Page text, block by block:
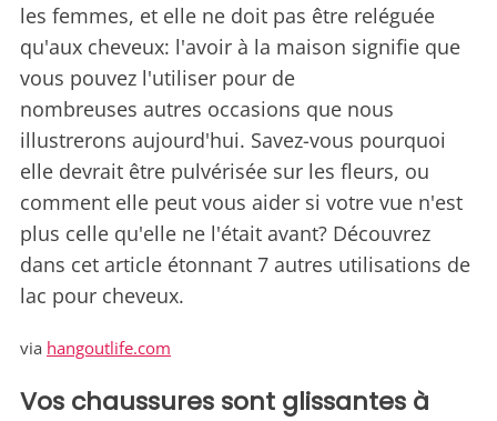
les femmes, et elle ne doit pas être reléguée
qu'aux cheveux: l'avoir à la maison signifie que
vous pouvez l'utiliser pour de
nombreuses autres occasions que nous
illustrerons aujourd'hui. Savez-vous pourquoi
elle devrait être pulvérisée sur les fleurs, ou
comment elle peut vous aider si votre vue n'est
plus celle qu'elle ne l'était avant? Découvrez
dans cet article étonnant 7 autres utilisations de
lac pour cheveux.
via hangoutlife.com
Vos chaussures sont glissantes à